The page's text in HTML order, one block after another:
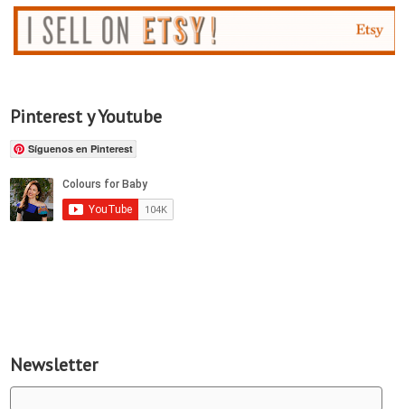
Pinterest y Youtube
Síguenos en Pinterest
Newsletter